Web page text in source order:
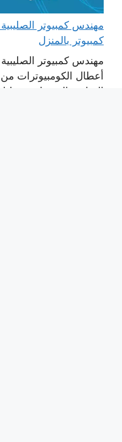
كمبيوتر بالمنزل
مهندس كمبيوتر
أعطال الكومبيوترات
الشاشة السوداء ،